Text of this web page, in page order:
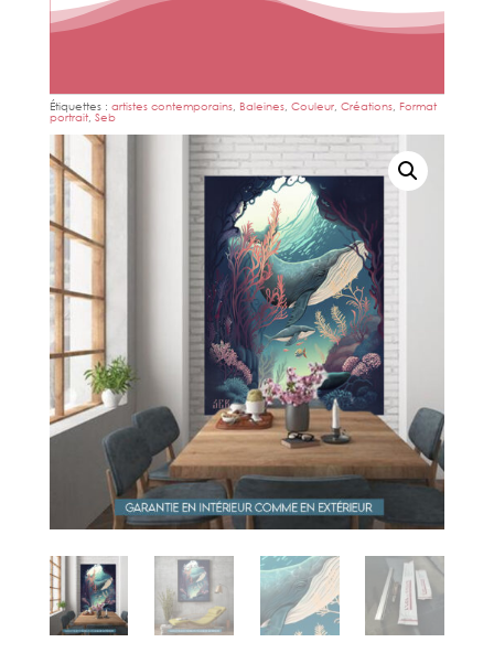
Étiquettes : artistes contemporains, Baleines, Couleur, Créations, Format
portrait, Seb